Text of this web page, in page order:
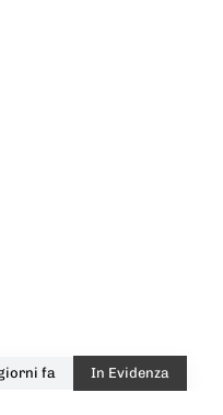
fa In Evidenza